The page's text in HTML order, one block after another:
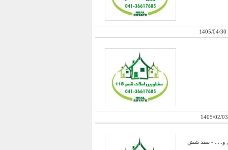
1405/04/30
1405/02/03
بهداشتی - اداری و نگهبانی و..... - سند شش